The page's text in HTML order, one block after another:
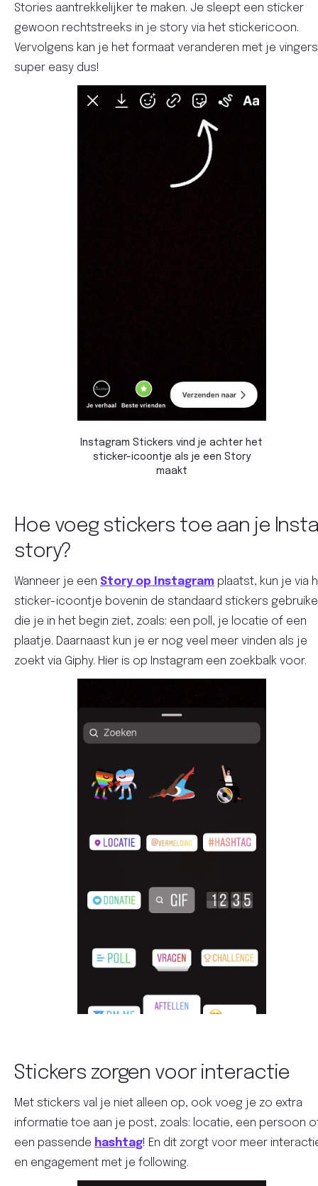
Stories aantrekkelijker te maken. Je sleept een sticker
gewoon rechtstreeks in je story via het stickericoon.
Vervolgens kan je het formaat veranderen met je
super easy dus!
Instagram Stickers vind je achter het
sticker-icoontje als je een Story
maakt
Hoe voeg stickers toe aan je Insta
story?
Wanneer je een Story op Instagram plaatst, kun je via
sticker-icoontje bovenin de standaard stickers
die je in het begin ziet, zoals: een poll, je locatie of een
plaatje. Daarnaast kun je er nog veel meer vinden als je
zoekt via Giphy. Hier is op Instagram een zoekbalk voor.
Stickers zorgen voor interactie
Met stickers val je niet alleen op, ook voeg je zo extra
informatie toe aan je post, zoals: locatie, een persoon
een passende hashtag! En dit zorgt voor meer
en engagement met je following.